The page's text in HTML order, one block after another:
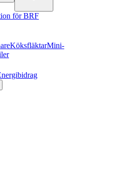
för BRF
KöksfläktarMini-